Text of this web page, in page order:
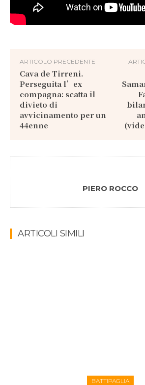
ARTICOLO PRECEDENTE
Cava de Tirreni.
Perseguita l’ex
compagna: scatta il
divieto di
avvicinamento per un
44enne
PIERO ROCCO
ARTICOLI SIMILI
BATTIPAGLIA